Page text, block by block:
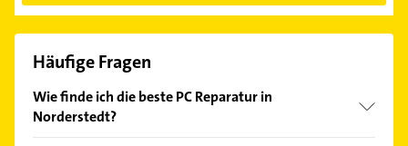
Häufige Fragen
Wie finde ich die beste PC Reparatur in
Norderstedt?